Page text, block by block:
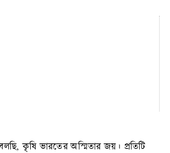
কৃষি ভারতের অস্মিতার জয়। প্রতিটি